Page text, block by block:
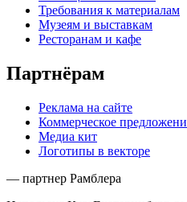
Требования к материалам
Музеям и выставкам
Ресторанам и кафе
Партнёрам
Реклама на сайте
Коммерческое
Медиа кит
Логотипы в векторе
— партнер Рамблера